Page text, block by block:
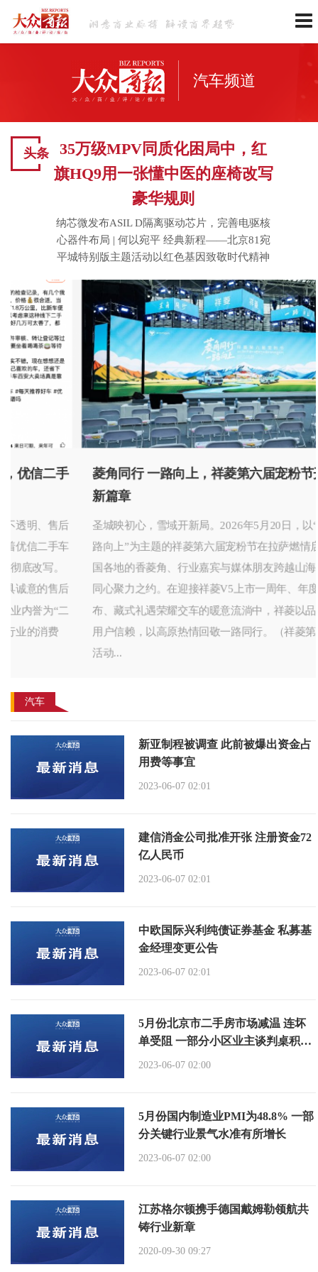
汽车频道
头条
35万级MPV同质化困局中，红
旗HQ9用一张懂中医的座椅改写
豪华规则
纳芯微发布ASIL D隔离驱动芯片，完善电驱核
心器件布局 | 何以宛平 经典新程——北京81宛
平城特别版主题活动以红色基因致敬时代精神
菱角同行 一路向上，祥菱第六届宠粉节开启向上
圣城映初心，雪域开新局。2026年5月20日，以“菱角同行一
路向上”为主题的祥菱第六届宠粉节在拉萨燃情启幕。来自全
国各地的香菱角、行业嘉宾与媒体朋友跨越山海，共赴这场
同心聚力之约。在迎接祥菱V5上市一周年、年度宠粉福利发
布、藏式礼遇荣耀交车的暖意流淌中，祥菱以品牌初心致敬
用户信赖，以高原热情回敬一路同行。（祥菱第六届宠粉节
汽车
新亚制程被调查 此前被爆出资金占
用费等事宜
2023-06-07 02:01
建信消金公司批准开张 注册资金72
亿人民币
2023-06-07 02:01
中欧国际兴利纯债证券基金 私募基
金经理变更公告
2023-06-07 02:01
5月份北京市二手房市场减温 连坏
单受阻 一部分小区业主谈判桌积极
减价
2023-06-07 02:00
5月份国内制造业PMI为48.8% 一部
分关键行业景气水准有所增长
2023-06-07 02:00
江苏格尔顿携手德国戴姆勒领航共
铸行业新章
2020-09-30 09:27